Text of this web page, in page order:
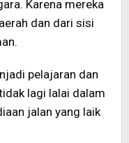
Karena mereka
dan dari sisi
pelajaran dan
lagi lalai dalam
jalan yang laik